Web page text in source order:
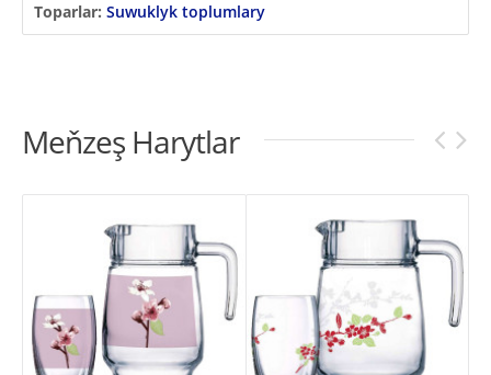
Toparlar: Suwuklyk toplumlary
Meňzeş Harytlar